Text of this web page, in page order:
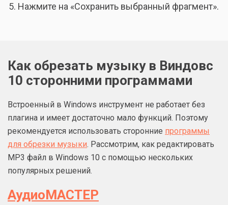
Нажмите на «Сохранить выбранный фрагмент».
Как обрезать музыку в Виндовс
10 сторонними программами
Встроенный в Windows инструмент не работает без
плагина и имеет достаточно мало функций. Поэтому
рекомендуется использовать сторонние программы
для обрезки музыки. Рассмотрим, как редактировать
MP3 файл в Windows 10 с помощью нескольких
популярных решений.
АудиоМАСТЕР